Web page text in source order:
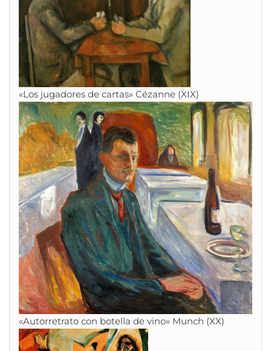
«Los jugadores de cartas» Cézanne (XIX)
«Autorretrato con botella de vino» Munch (XX)